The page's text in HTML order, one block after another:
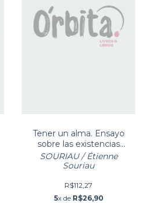
Tener un alma. Ensayo
sobre las existencias
virtuales
SOURIAU / Étienne
Souriau
R$112,27
5x de R$26,90